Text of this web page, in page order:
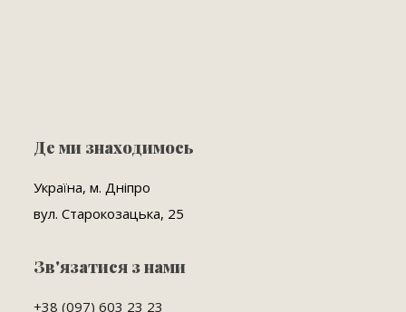
Де ми знаходимось
Україна, м. Дніпро
вул. Старокозацька, 25
Зв'язатися з нами
+38 (097) 603 23 23